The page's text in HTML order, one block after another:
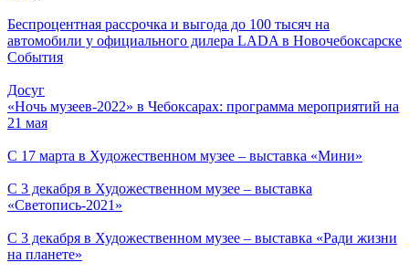
Беспроцентная рассрочка и выгода до 100 тысяч на
автомобили у официального дилера LADA в Новочебоксарске
События
Досуг
«Ночь музеев-2022» в Чебоксарах: программа мероприятий на
21 мая
С 17 марта в Художественном музее – выставка «Мини»
С 3 декабря в Художественном музее – выставка
«Светопись-2021»
С 3 декабря в Художественном музее – выставка «Ради жизни
на планете»